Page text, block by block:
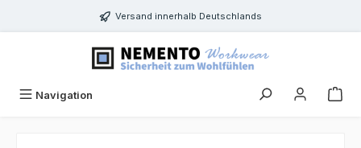
Zum Hauptinhalt springenVersand innerhalb Deutschlands
Navigation